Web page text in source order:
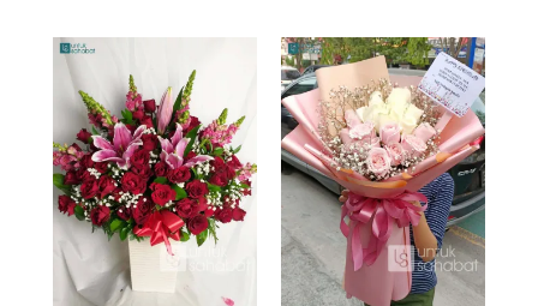
Original
Rp1.449.000.
Rp1.299.000.